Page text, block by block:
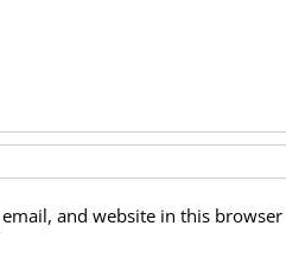
and website in this